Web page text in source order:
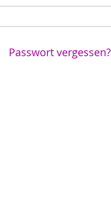
Passwort vergessen?